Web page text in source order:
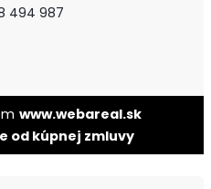
494 987
www.webareal.sk
od kúpnej zmluvy